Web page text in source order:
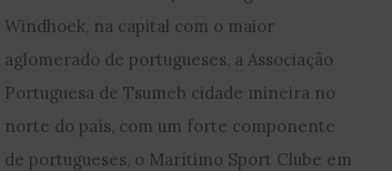
Windhoek, na capital com o maior
aglomerado de portugueses, a Associação
Portuguesa de Tsumeb cidade mineira no
norte do país, com um forte componente
de portugueses, o Marítimo Sport Clube em